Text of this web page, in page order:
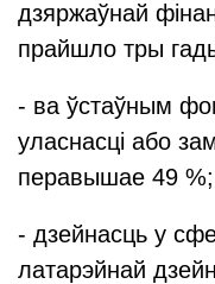
дзяржаўнай
прайшло тры
- ва ўстаўным
уласнасці або
перавышае 49 %;
- дзейнасць у
латарэйнай